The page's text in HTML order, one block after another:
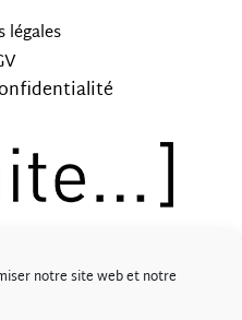
notre site web et notre
légales